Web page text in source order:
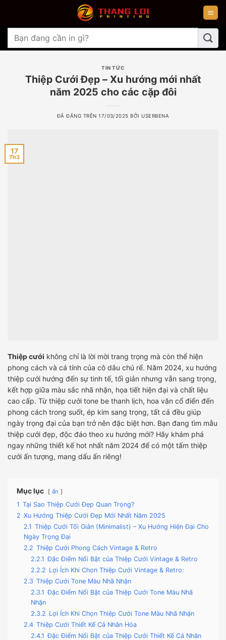
nội
dung
Tìm
kiếm:
TIN TỨC
Thiệp Cưới Đẹp – Xu hướng mới nhất
năm 2025 cho các cặp đôi
ĐÃ ĐĂNG TRÊN17/03/2025 BỞIUSERBENA
17
Th3
Thiệp cưới không chỉ là lời mời trang trọng mà còn thể hiện
phong cách và cá tính của cô dâu chú rể. Năm 2024, xu hướng
thiệp cưới hướng đến sự tinh tế, tối giản nhưng vẫn sang trọng,
kết hợp giữa màu sắc nhã nhặn, họa tiết hiện đại và chất liệu
cao cấp. Từ thiệp cưới tone be thanh lịch, hoa văn cổ điển đến
phong cách trong suốt, ép kim sang trọng, tất cả đều giúp
ngày trọng đại của bạn trở nên đặc biệt hơn. Bạn đang tìm mẫu
thiệp cưới đẹp, độc đáo theo xu hướng mới? Hãy khám phá
ngay những thiết kế hot nhất năm 2024 để có một tấm thiệp
cưới ấn tượng, mang dấu ấn riêng!
Mục lục ẩn
1 Tại Sao Thiệp Cưới Đẹp Quan Trọng?
2 Xu Hướng Thiệp Cưới Đẹp Mới Nhất Năm 2025
2.1 Thiệp Cưới Tối Giản (Minimalist) – Xu Hướng Hiện Đại Cho
Ngày Trọng Đại
2.2 Thiệp Cưới Phong Cách Vintage & Retro
2.2.1 Đặc Điểm Nổi Bật của Thiệp Cưới Vintage & Retro
2.2.2 Lợi Ích Khi Chọn Thiệp Cưới Vintage & Retro:
2.3 Thiệp Cưới Tone Màu Nhã Nhặn
2.3.1 Đặc Điểm Nổi Bật của Thiệp Cưới Tone Màu Nhã
Nhặn
2.3.2 Lợi Ích Khi Chọn Thiệp Cưới Tone Màu Nhã Nhặn
2.4 Thiệp Cưới Thiết Kế Cá Nhân Hóa
2.4.1 Đặc Điểm Nổi Bật của Thiệp Cưới Thiết Kế Cá Nhân